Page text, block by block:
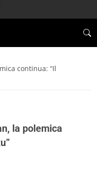
continua: “Il
la polemica